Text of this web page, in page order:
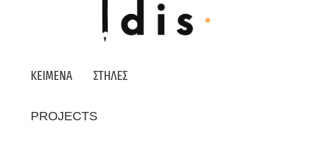
ΚΕΙΜΕΝΑ ΣΤΗΛΕΣ
PROJECTS